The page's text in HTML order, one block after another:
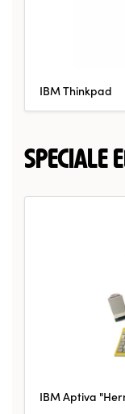
IBM Thinkpad
SPECIALE
IBM Aptiva